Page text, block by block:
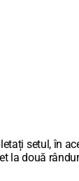
setul, în
la două